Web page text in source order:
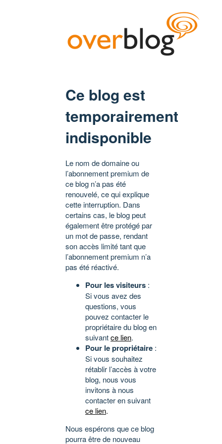
Ce blog est
temporairement
indisponible
Le nom de domaine ou
l’abonnement premium de
ce blog n’a pas été
renouvelé, ce qui explique
cette interruption. Dans
certains cas, le blog peut
également être protégé par
un mot de passe, rendant
son accès limité tant que
l’abonnement premium n’a
pas été réactivé.
Pour les visiteurs :
Si vous avez des
questions, vous
pouvez contacter le
propriétaire du blog en
suivantce lien.
Pour le propriétaire :
Si vous souhaitez
rétablir l’accès à votre
blog, nous vous
invitons à nous
contacter en suivant
ce lien.
Nous espérons que ce blog
pourra être de nouveau